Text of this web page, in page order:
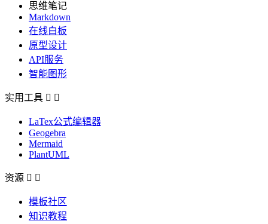
思维笔记
Markdown
在线白板
原型设计
API服务
智能图形
实用工具  
LaTex公式编辑器
Geogebra
Mermaid
PlantUML
资源  
模板社区
知识教程